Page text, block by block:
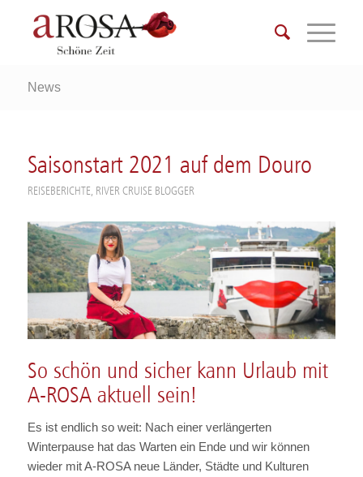
News
Saisonstart 2021 auf dem Douro
REISEBERICHTE, RIVER CRUISE BLOGGER
So schön und sicher kann Urlaub mit
A-ROSA aktuell sein!
Es ist endlich so weit: Nach einer verlängerten
Winterpause hat das Warten ein Ende und wir können
wieder mit A-ROSA neue Länder, Städte und Kulturen